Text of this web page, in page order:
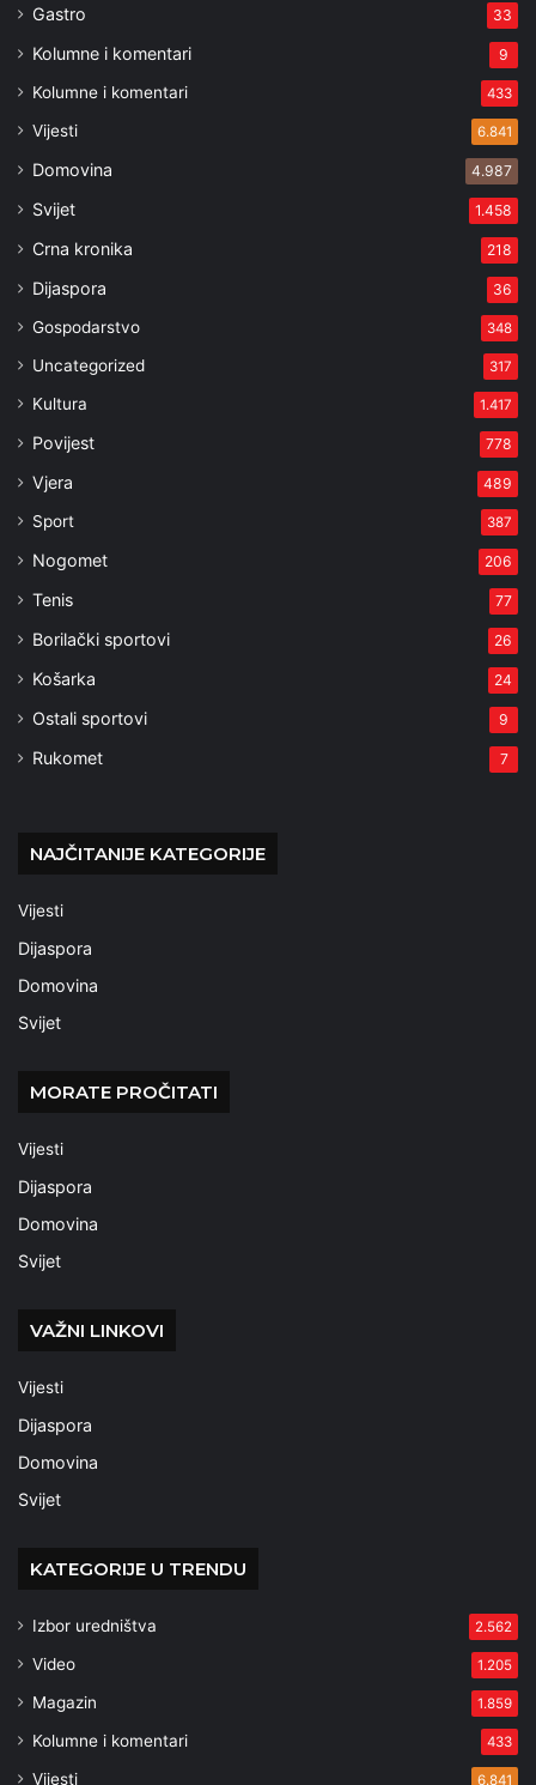
Gastro 33
Kolumne i komentari 9
Kolumne i komentari 433
Vijesti 6.841
Domovina 4.987
Svijet 1.458
Crna kronika 218
Dijaspora 36
Gospodarstvo 348
Uncategorized 317
Kultura 1.417
Povijest 778
Vjera 489
Sport 387
Nogomet 206
Tenis 77
Borilački sportovi 26
Košarka 24
Ostali sportovi 9
Rukomet 7
NAJČITANIJE KATEGORIJE
Vijesti
Dijaspora
Domovina
Svijet
MORATE PROČITATI
Vijesti
Dijaspora
Domovina
Svijet
VAŽNI LINKOVI
Vijesti
Dijaspora
Domovina
Svijet
KATEGORIJE U TRENDU
Izbor uredništva 2.562
Video 1.205
Magazin 1.859
Kolumne i komentari 433
Vijesti 6.841